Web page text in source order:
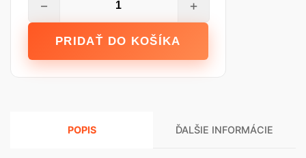
plátok
RS/BI-
− +
PRIDAŤ DO KOŠÍKA
POPIS ĎALŠIE INFORMÁCIE